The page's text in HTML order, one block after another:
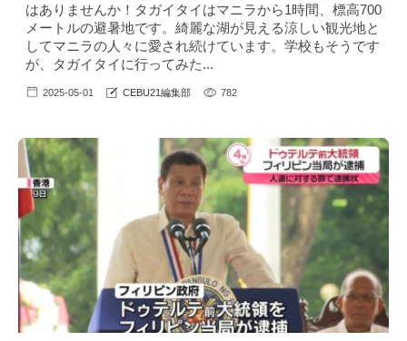
はありませんか！タガイタイはマニラから1時間、標高700
メートルの避暑地です。綺麗な湖が見える涼しい観光地と
してマニラの人々に愛され続けています。学校もそうです
が、タガイタイに行ってみた...
2025-05-01 CEBU21編集部 782